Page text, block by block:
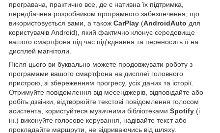
програвача, практично все, де є нативна їх підтримка,
передбачена розробником програмного забезпечення, що
використовується вами, а також CarPlay (AndroidAuto для
користувачів Android), який фактично клонує середовище
вашого смартфона під час під'єднання та переносить її на
дисплей магнітоли.
Після цього ви буквально можете продовжувати роботу з
програмами вашого смартфона на дисплеї головного
пристрою, зі збереженням прогресу, усіх даних та історії.
Отримуйте повідомлення від месенджерів, відповідайте або
робіть дзвінки, відтворюйте текстові повідомлення голосом
асистента, користуйтеся музичними бібліотеками Spotify (і
ін.) виконуйте голосове керування, надівайте текст або
прокладайте маршрути, не відриваючись від шляху.